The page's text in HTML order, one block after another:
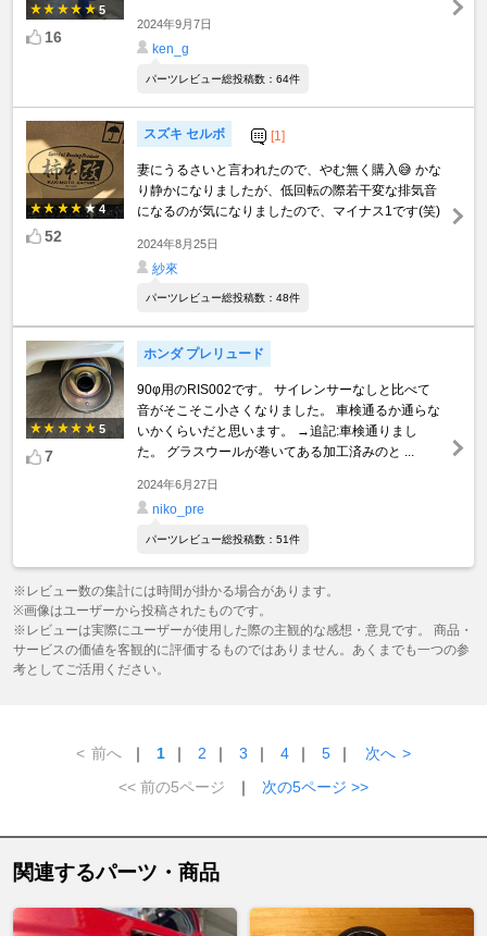
5
16
2024年9月7日
ken_g
パーツレビュー総投稿数：64件
4
52
スズキ セルボ [1]
妻にうるさいと言われたので、やむ無く購入😅 かな
り静かになりましたが、低回転の際若干変な排気音
になるのが気になりましたので、マイナス1です(笑)
2024年8月25日
紗來
パーツレビュー総投稿数：48件
5
7
ホンダ プレリュード
90φ用のRIS002です。 サイレンサーなしと比べて
音がそこそこ小さくなりました。 車検通るか通らな
いかくらいだと思います。 →追記:車検通りまし
た。 グラスウールが巻いてある加工済みのと ...
2024年6月27日
niko_pre
パーツレビュー総投稿数：51件
※レビュー数の集計には時間が掛かる場合があります。
※画像はユーザーから投稿されたものです。
※レビューは実際にユーザーが使用した際の主観的な感想・意見です。 商品・
サービスの価値を客観的に評価するものではありません。あくまでも一つの参
考としてご活用ください。
< 前へ ｜ 1 ｜ 2 ｜ 3 ｜ 4 ｜ 5 ｜ 次へ >
<< 前の5ページ
｜ 次の5ページ >>
関連するパーツ・商品